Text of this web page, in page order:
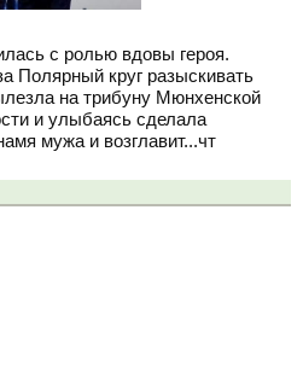
с ролью вдовы героя.
Полярный круг разыскивать
на трибуну Мюнхенской
и улыбаясь сделала
мужа и возглавит...чт